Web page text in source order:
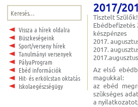
Keresés:
Vissza a hírek oldalra
Büszkeségeink
Sport/verseny hírek
Tanulmányi versenyek
PályaProgram
Ebéd információk
Hit- és erkölcstan oktatás
Iskolaegészségügy
2017/
Tisztelt Szülők!
Ebédbefizetés
készpénzes
2017.
2017.
Az első
magukkal:
az ebéd
szükséges
a